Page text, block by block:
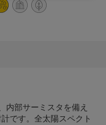
内部サーミスタを備え
です。全太陽スペクト